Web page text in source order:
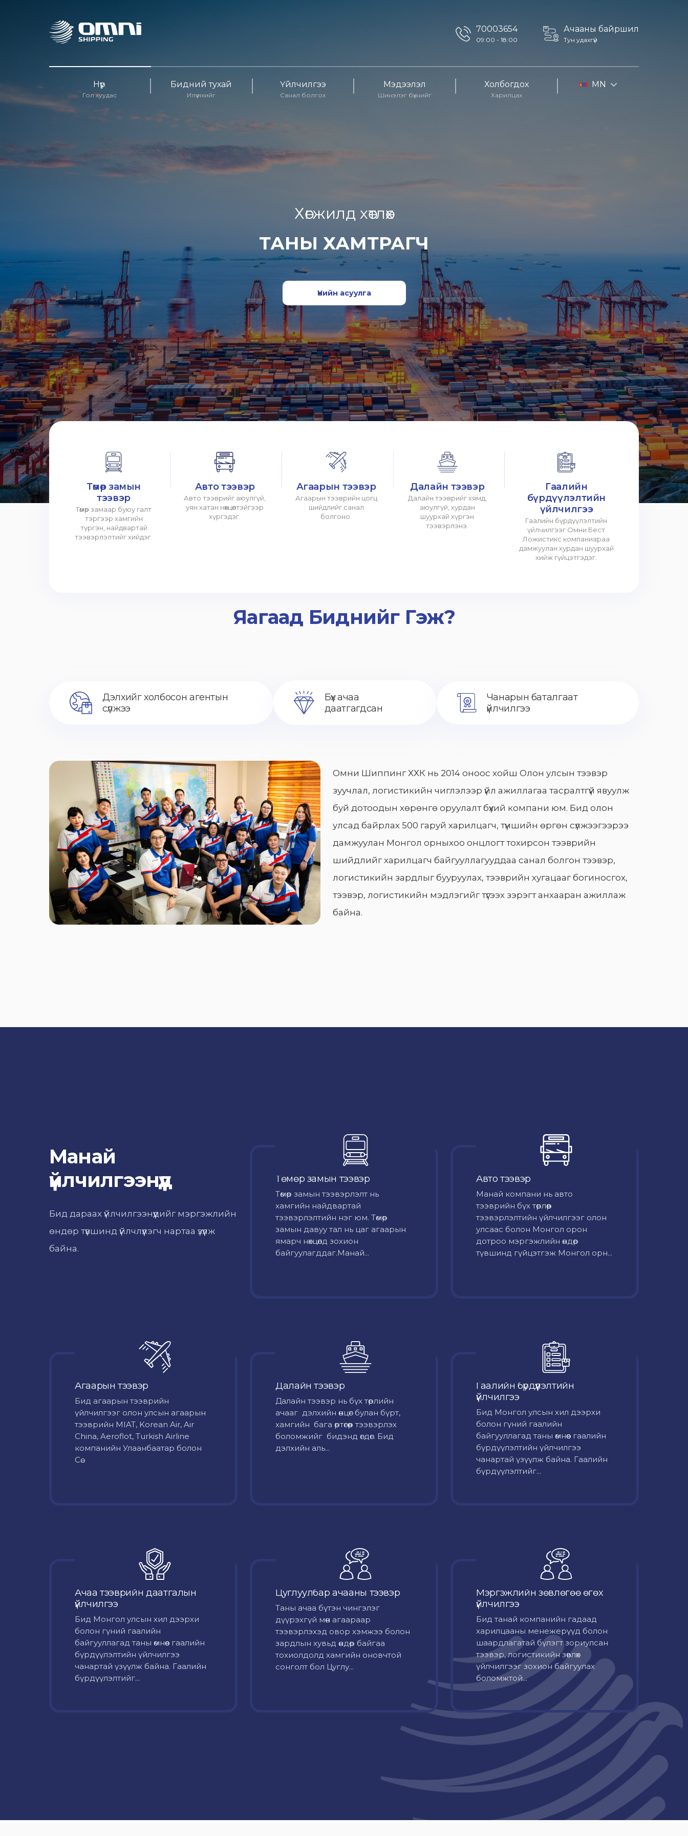
70003654
09:00 - 18:00
Ачааны байршил
Тун удахгүй
Нүүр
Гол хуудас
Бидний тухай
Илүү ихийг
Үйлчилгээ
Санал болгох
Мэдээлэл
Шинэлэг бүхнийг
Холбогдох
Харилцах
MN
Хөгжилд хөтлөх
ТАНЫ ХАМТРАГЧ
Үнийн асуулга
Төмөр замын
тээвэр
Төмөр замаар буюу галт
тэргээр хамгийн
түргэн, найдвартай
тээвэрлэлтийг хийдэг.
Авто тээвэр
Авто тээврийг аюулгүй,
уян хатан нөхцөлтэйгээр
хүргэдэг.
Агаарын тээвэр
Агаарын тээврийн цогц
шийдлийг санал
болгоно.
Далайн тээвэр
Далайн тээврийг хямд,
аюулгүй, хурдан
шуурхай хүргэн
тээвэрлэнэ.
Гаалийн
бүрдүүлэлтийн
үйлчилгээ
Гаалийн бүрдүүлэлтийн
үйлчилгээг Омни Бест
Ложистикс компаниараа
дамжуулан хурдан шуурхай
хийж гүйцэтгэдэг.
Яагаад Биднийг Гэж?
Дэлхийг холбосон агентын
сүлжээ
Бүх ачаа
даатгагдсан
Чанарын баталгаат
үйлчилгээ
Омни Шиппинг ХХК нь 2014 оноос хойш Олон улсын тээвэр
зуучлал, логистикийн чиглэлээр үйл ажиллагаа тасралтгүй явуулж
буй дотоодын хөрөнгө оруулалт бүхий компани юм. Бид олон
улсад байрлах 500 гаруй харилцагч, түншийн өргөн сүлжээгээрээ
дамжуулан Монгол орныхоо онцлогт тохирсон тээврийн
шийдлийг харилцагч байгууллагууддаа санал болгон тээвэр,
логистикийн зардлыг бууруулах, тээврийн хугацааг богиносгох,
тээвэр, логистикийн мэдлэгийг түгээх зэрэгт анхааран ажиллаж
байна.
Манай
үйлчилгээнүүд
Бид дараах үйлчилгээнүүдийг мэргэжлийн
өндөр түвшинд үйлчлүүлэгч нартаа үзүүлж
байна.
Төмөр замын тээвэр
Төмөр замын тээвэрлэлт нь
хамгийн найдвартай
тээвэрлэлтийн нэг юм. Төмөр
замын давуу тал нь цаг агаарын
ямарч нөхцөлд зохион
байгуулагддаг.Манай...
Авто тээвэр
Mанай компани нь авто
тээврийн бүх төрлөөр
тээвэрлэлтийн үйлчилгээг олон
улсаас болон Монгол орон
дотроо мэргэжлийн өндөр
түвшинд гүйцэтгэж Монгол орн...
Агаарын тээвэр
Бид агаарын тээврийн
үйлчилгээг олон улсын агаарын
тээврийн MIAT, Korean Air, Air
China, Aeroflot, Turkish Airline
компанийн Улаанбаатар болон
Сө...
Далайн тээвэр
Далайн тээвэр нь бүх төрлийн
ачааг дэлхийн өнцөг булан бүрт,
хамгийн бага өртөгөөр тээвэрлэх
боломжийг бидэнд өгдөг. Бид
дэлхийн аль...
Гаалийн бүрдүүлэлтийн
үйлчилгээ
Бид Монгол улсын хил дээрхи
болон гүний гаалийн
байгууллагад таны өмнөөс гаалийн
бүрдүүлэлтийн үйлчилгээ
чанартай үзүүлж байна. Гаалийн
бүрдүүлэлтийг...
Ачаа тээврийн даатгалын
үйлчилгээ
Бид Монгол улсын хил дээрхи
болон гүний гаалийн
байгууллагад таны өмнөөс гаалийн
бүрдүүлэлтийн үйлчилгээ
чанартай үзүүлж байна. Гаалийн
бүрдүүлэлтийг...
Цуглуулбар ачааны тээвэр
Таны ачаа бүтэн чингэлэг
дүүрэхгүй мөн агаараар
тээвэрлэхэд овор хэмжээ болон
зардлын хувьд өндөр байгаа
тохиолдолд хамгийн оновчтой
сонголт бол Цуглу...
Мэргэжлийн зөвлөгөө өгөх
үйлчилгээ
Бид танай компанийн гадаад
харилцааны менежерүүд болон
шаардлагатай бүлэгт зориулсан
тээвэр, логистикийн зөвлөх
үйлчилгээг зохион байгуулах
боломжтой...